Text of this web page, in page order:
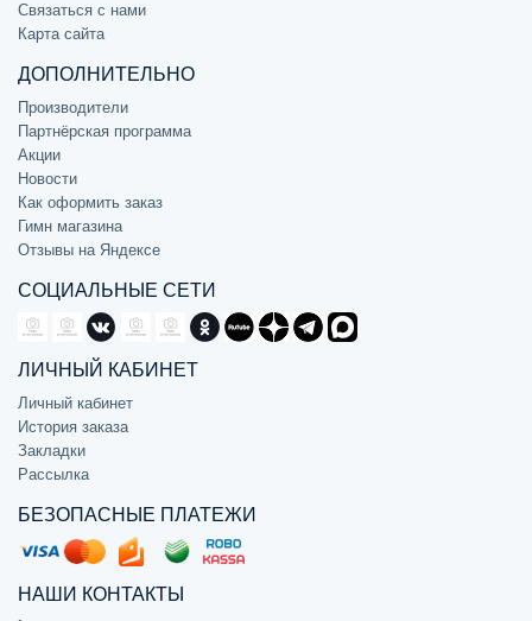
Связаться с нами
Карта сайта
ДОПОЛНИТЕЛЬНО
Производители
Партнёрская программа
Акции
Новости
Как оформить заказ
Гимн магазина
Отзывы на Яндексе
СОЦИАЛЬНЫЕ СЕТИ
ЛИЧНЫЙ КАБИНЕТ
Личный кабинет
История заказа
Закладки
Рассылка
БЕЗОПАСНЫЕ ПЛАТЕЖИ
НАШИ КОНТАКТЫ